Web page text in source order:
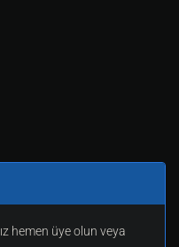
hemen üye olun veya